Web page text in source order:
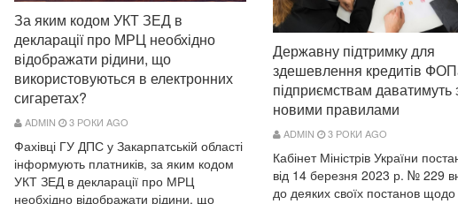
За яким кодом УКТ ЗЕД в
декларації про МРЦ необхідно
відображати рідини, що
використовуються в електронних
сигаретах?
ADMIN 3 РОКИ AGO
Фахівці ГУ ДПС у Закарпатській області
інформують платників, за яким кодом
УКТ ЗЕД в декларації про МРЦ
необхідно відображати рідини, що
Державну підтримку для
здешевлення кредитів
підприємствам даватимуть
новими правилами
ADMIN 3 РОКИ AGO
Кабінет Міністрів України
від 14 березня 2023 р. № 229
до деяких своїх постанов щодо